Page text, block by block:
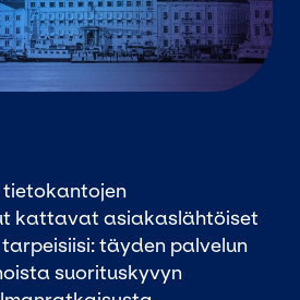
tietokantojen
kattavat asiakaslähtöiset
täyden palvelun
suorituskyvyn